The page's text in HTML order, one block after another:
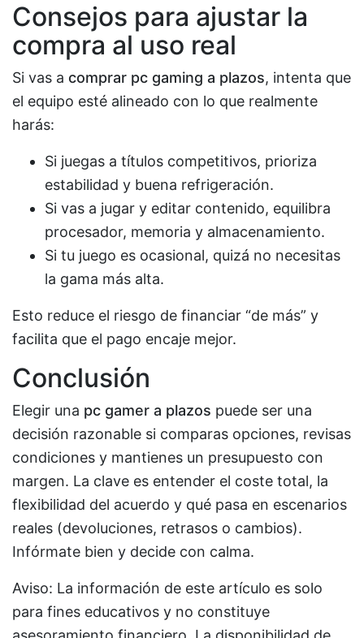
Consejos para ajustar la
compra al uso real
Si vas a comprar pc gaming a plazos, intenta que
el equipo esté alineado con lo que realmente
harás:
Si juegas a títulos competitivos, prioriza
estabilidad y buena refrigeración.
Si vas a jugar y editar contenido, equilibra
procesador, memoria y almacenamiento.
Si tu juego es ocasional, quizá no necesitas
la gama más alta.
Esto reduce el riesgo de financiar “de más” y
facilita que el pago encaje mejor.
Conclusión
Elegir una pc gamer a plazos puede ser una
decisión razonable si comparas opciones, revisas
condiciones y mantienes un presupuesto con
margen. La clave es entender el coste total, la
flexibilidad del acuerdo y qué pasa en escenarios
reales (devoluciones, retrasos o cambios).
Infórmate bien y decide con calma.
Aviso: La información de este artículo es solo
para fines educativos y no constituye